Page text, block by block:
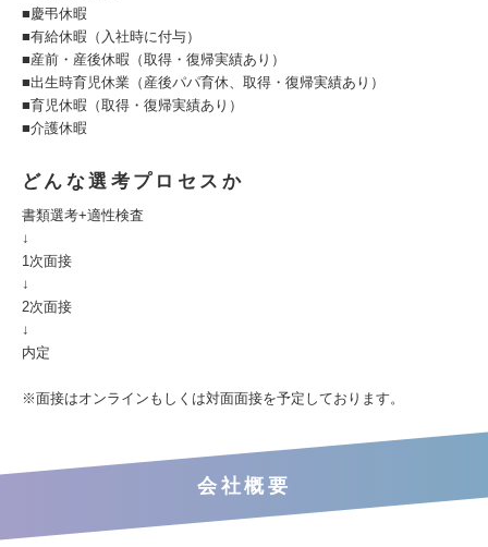
■慶弔休暇
■有給休暇（入社時に付与）
■産前・産後休暇（取得・復帰実績あり）
■出生時育児休業（産後パパ育休、取得・復帰実績あり）
■育児休暇（取得・復帰実績あり）
■介護休暇
どんな選考プロセスか
書類選考+適性検査
↓
1次面接
↓
2次面接
↓
内定
※面接はオンラインもしくは対面面接を予定しております。
会社概要